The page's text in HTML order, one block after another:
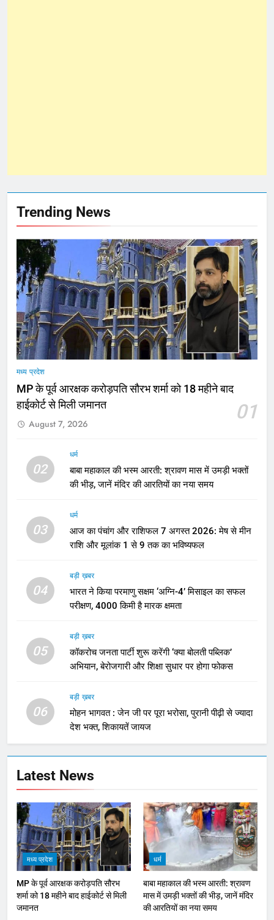
Trending News
मध्य प्रदेश
MP के पूर्व आरक्षक करोड़पति सौरभ शर्मा को 18 महीने बाद
हाईकोर्ट से मिली जमानत
01
August 7, 2026
02
धर्म
बाबा महाकाल की भस्म आरती: श्रावण मास में उमड़ी भक्तों
की भीड़, जानें मंदिर की आरतियों का नया समय
03
धर्म
आज का पंचांग और राशिफल 7 अगस्त 2026: मेष से मीन
राशि और मूलांक 1 से 9 तक का भविष्यफल
04
बड़ी ख़बर
भारत ने किया परमाणु सक्षम ‘अग्नि-4’ मिसाइल का सफल
परीक्षण, 4000 किमी है मारक क्षमता
05
बड़ी ख़बर
कॉकरोच जनता पार्टी शुरू करेंगी ‘क्या बोलती पब्लिक’
अभियान, बेरोजगारी और शिक्षा सुधार पर होगा फोकस
06
बड़ी ख़बर
मोहन भागवत : जेन जी पर पूरा भरोसा, पुरानी पीढ़ी से ज्यादा
देश भक्त, शिकायतें जायज
Latest News
मध्य प्रदेश
MP के पूर्व आरक्षक करोड़पति सौरभ
शर्मा को 18 महीने बाद हाईकोर्ट से मिली
जमानत
धर्म
बाबा महाकाल की भस्म आरती: श्रावण
मास में उमड़ी भक्तों की भीड़, जानें मंदिर
की आरतियों का नया समय